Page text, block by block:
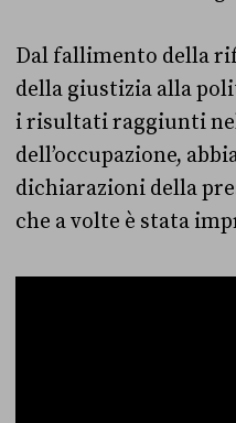
Dal fallimento della
della giustizia alla
i risultati raggiunti
dell’occupazione,
dichiarazioni della
che a volte è stata